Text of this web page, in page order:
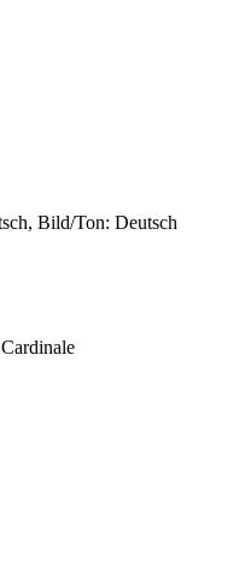
Bild/Ton: Deutsch